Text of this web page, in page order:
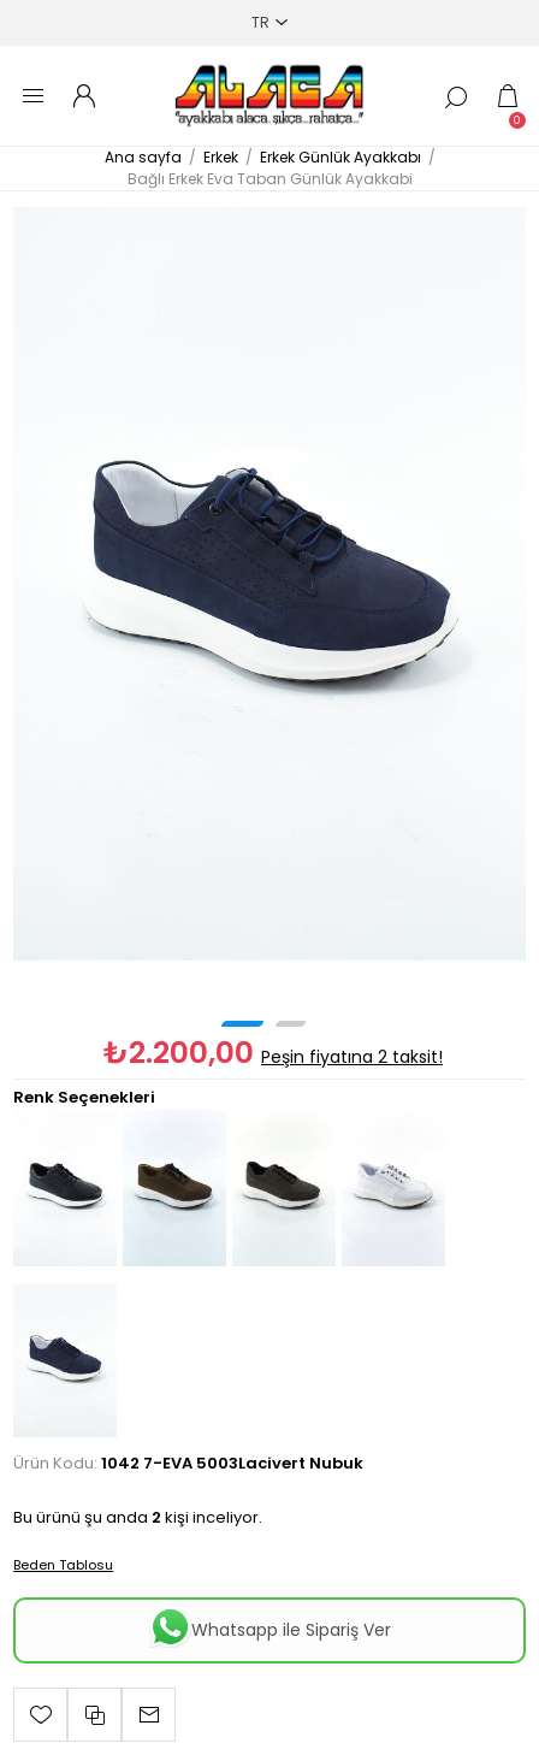
0
Ana sayfa / Erkek / Erkek Günlük Ayakkabı /
Bağlı Erkek Eva Taban Günlük Ayakkabi
₺2.200,00 Peşin fiyatına 2 taksit!
Renk Seçenekleri
Ürün Kodu: 1042 7-EVA 5003Lacivert Nubuk
Bu ürünü şu anda 2 kişi inceliyor.
Beden Tablosu
Whatsapp ile Sipariş Ver